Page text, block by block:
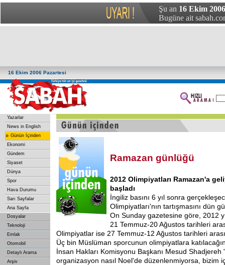
Şu an 16 Ekim
Bugüne ait
16 Ekim 2006 Pazartesi
Yazarlar
News in English
» Günün İçinden
Ekonomi
Gündem
Siyaset
Dünya
Spor
Hava Durumu
Sarı Sayfalar
Ana Sayfa
Dosyalar
Teknoloji
Emlak
Otomobil
Detaylı Arama
Arşiv
Ramazan günlüğü
2012 Olimpiyatları Ramazan'a
başladı
İngiliz basını 6 yıl sonra
Olimpiyatları'nın tartışmasını dün
On Sunday gazetesine göre, 2012
21 Temmuz-20 Ağustos tarihleri
Olimpiyatlar ise 27 Temmuz-12 Ağustos tarihleri
Üç bin Müslüman sporcunun olimpiyatlara
İnsan Hakları Komisyonu Başkanı Mesud Shadjereh
organizasyon nasıl Noel'de düzenlenmiyorsa, bizim